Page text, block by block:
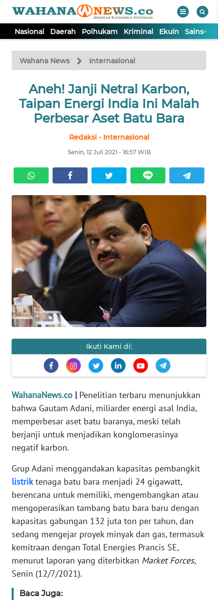
Nasional Daerah Polhukam Kriminal Ekuin Sains-
Wahana News Internasional
Aneh! Janji Netral Karbon,
Taipan Energi India Ini Malah
Perbesar Aset Batu Bara
Redaksi - Internasional
Senin, 12 Juli 2021 - 16:57 WIB
Ikuti Kami di:
WahanaNews.co | Penelitian terbaru menunjukkan
bahwa Gautam Adani, miliarder energi asal India,
memperbesar aset batu baranya, meski telah
berjanji untuk menjadikan konglomerasinya
negatif karbon.
Grup Adani menggandakan kapasitas pembangkit
listriktenaga batu bara menjadi 24 gigawatt,
berencana untuk memiliki, mengembangkan atau
mengoperasikan tambang batu bara baru dengan
kapasitas gabungan 132 juta ton per tahun, dan
sedang mengejar proyek minyak dan gas, termasuk
kemitraan dengan Total Energies Prancis SE,
menurut laporan yang diterbitkan Market Forces,
Senin (12/7/2021).
Baca Juga:
TV
Tutup
NASIONAL
DAERAH
KRIMINAL
EKUIN
SAINS-TEKNO
KESEHATAN
INTERNASIONAL
SERBA-SERBI
OLAHRAGA
EDITORIAL
Informasi
BERITA
KONTAK
KAMI
INFO
IKLAN
TENTANG
KAMI